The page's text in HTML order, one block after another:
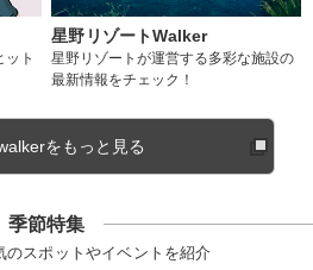
ト
星野リゾートWalker
星野リゾートが運営する多彩な施設の
最新情報をチェック！
をもっと見る
季節特集
のスポットやイベントを紹介